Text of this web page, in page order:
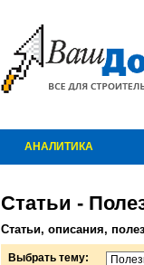
АНАЛИТИКА
Статьи -
Статьи, описания,
Выбрать тему: